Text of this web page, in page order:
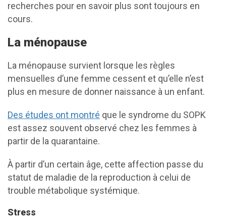
recherches pour en savoir plus sont toujours en
cours.
La ménopause
La ménopause survient lorsque les règles
mensuelles d’une femme cessent et qu’elle n’est
plus en mesure de donner naissance à un enfant.
Des études ont montré que le syndrome du SOPK
est assez souvent observé chez les femmes à
partir de la quarantaine.
À partir d’un certain âge, cette affection passe du
statut de maladie de la reproduction à celui de
trouble métabolique systémique.
Stress